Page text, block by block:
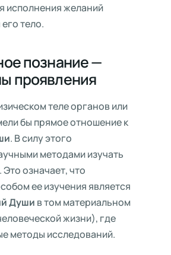
исполнения желаний
тело.
познание —
проявления
теле органов или
бы прямое отношение к
. В силу этого
методами изучать
означает, что
ее изучения является
Души в том материальном
жизни), где
методы исследований.